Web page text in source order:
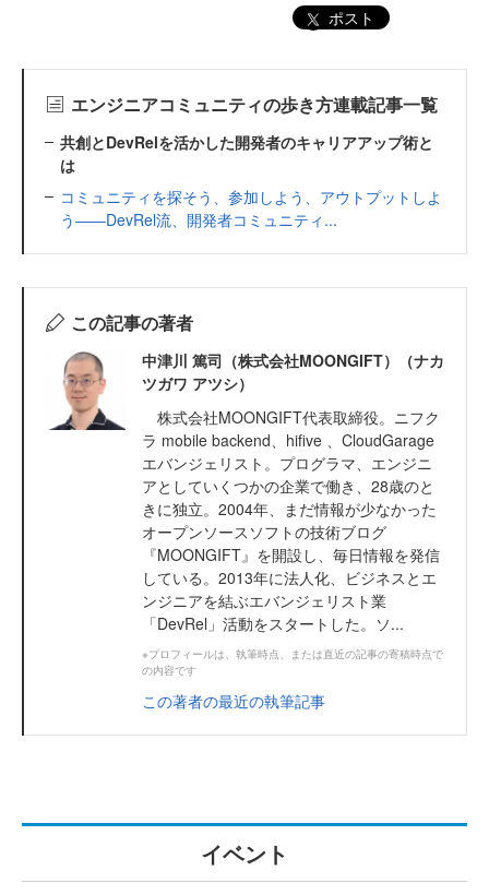
ポスト
エンジニアコミュニティの歩き方連載記事一覧
共創とDevRelを活かした開発者のキャリアアップ術と
は
コミュニティを探そう、参加しよう、アウトプットしよ
う――DevRel流、開発者コミュニティ...
この記事の著者
中津川 篤司（株式会社MOONGIFT）（ナカ
ツガワ アツシ）
株式会社MOONGIFT代表取締役。ニフク
ラ mobile backend、hifive 、CloudGarage
エバンジェリスト。プログラマ、エンジニ
アとしていくつかの企業で働き、28歳のと
きに独立。2004年、まだ情報が少なかった
オープンソースソフトの技術ブログ
『MOONGIFT』を開設し、毎日情報を発信
している。2013年に法人化、ビジネスとエ
ンジニアを結ぶエバンジェリスト業
「DevRel」活動をスタートした。ソ...
※プロフィールは、執筆時点、または直近の記事の寄稿時点で
の内容です
この著者の最近の執筆記事
イベント